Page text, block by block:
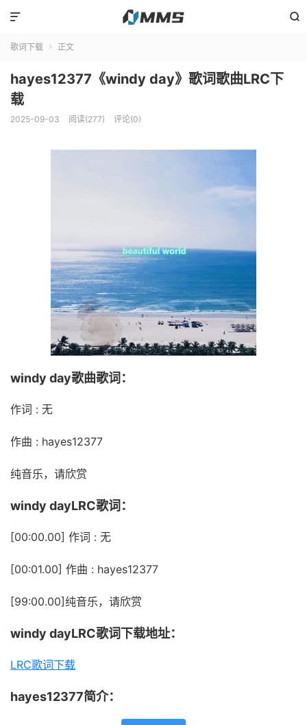


歌词下载  正文
hayes12377《windy day》歌词歌曲LRC下
载
2025-09-03 阅读(277) 评论(0)
windy day歌曲歌词：
作词 : 无
作曲 : hayes12377
纯音乐，请欣赏
windy dayLRC歌词：
[00:00.00] 作词 : 无
[00:01.00] 作曲 : hayes12377
[99:00.00]纯音乐，请欣赏
windy dayLRC歌词下载地址：
LRC歌词下载
hayes12377简介：